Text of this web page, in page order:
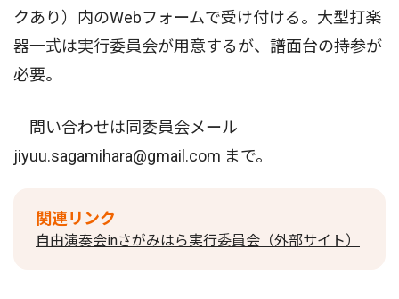
クあり）内のWebフォームで受け付ける。大型打楽
器一式は実行委員会が用意するが、譜面台の持参が
必要。
問い合わせは同委員会メール
jiyuu.sagamihara@gmail.com まで。
関連リンク
自由演奏会inさがみはら実行委員会（外部サイト）